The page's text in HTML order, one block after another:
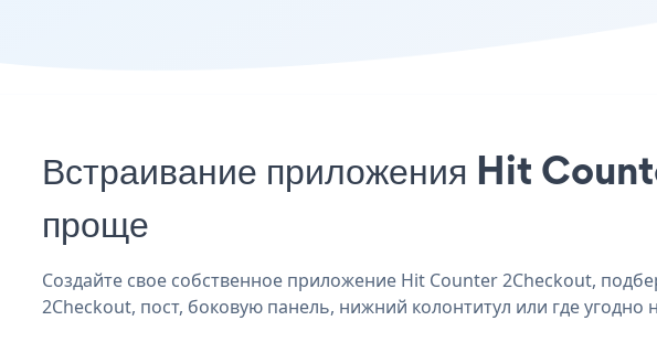
Встраивание приложения Hit
проще
Создайте свое собственное приложение Hit Counter 2Checkout,
2Checkout, пост, боковую панель, нижний колонтитул или где угодно